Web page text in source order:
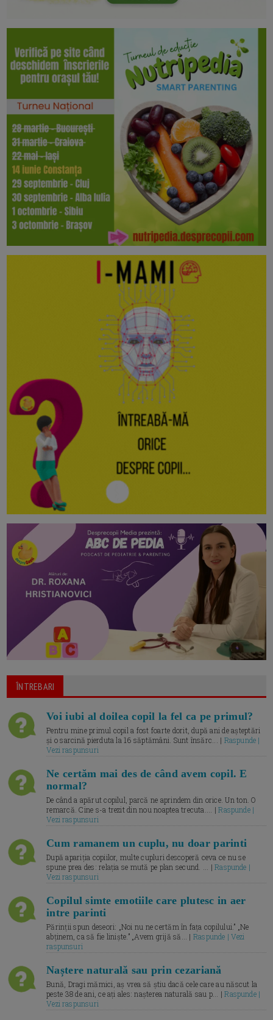
ÎNTREBARI
Voi iubi al doilea copil la fel ca pe primul?
Pentru mine primul copil a fost foarte dorit, după ani de așteptări
și o sarcină pierduta la 16 săptămâni. Sunt însărc... | Raspunde |
Vezi raspunsuri
Ne certăm mai des de când avem copil. E
normal?
De când a apărut copilul, parcă ne aprindem din orice. Un ton. O
remarcă. Cine s-a trezit din nou noaptea trecuta.... |Raspunde |
Vezi raspunsuri
Cum ramanem un cuplu, nu doar parinti
După apariția copiilor, multe cupluri descoperă ceva ce nu se
spune prea des: relația se mută pe plan secund. ... |Raspunde |
Vezi raspunsuri
Copilul simte emotiile care plutesc in aer
intre parinti
Părinții spun deseori: „Noi nu ne certăm în fața copilului.” „Ne
abținem, ca să fie liniște.” „Avem grijă să... | Raspunde | Vezi
raspunsuri
Naștere naturală sau prin cezariană
Bună, Dragi mămici, aș vrea să știu dacă cele care au născut la
peste 38 de ani, ce ați ales: nașterea naturală sau p... |Raspunde |
Vezi raspunsuri